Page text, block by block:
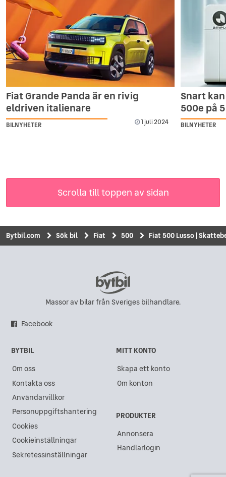
Fiat Grande Panda är en rivig
eldriven italienare
BILNYHETER 1 juli 2024
Snart
500e på
BILNYHETER
Scrolla till toppen av sidan
Bytbil.com Sök bil Fiat 500 Fiat 500 Lusso |
Massor av bilar från Sveriges bilhandlare.
Facebook
BYTBIL
Om oss
Kontakta oss
Användarvillkor
Personuppgiftshantering
Cookies
Cookieinställningar
Sekretessinställningar
MITT KONTO
Skapa ett konto
Om konton
PRODUKTER
Annonsera
Handlarlogin